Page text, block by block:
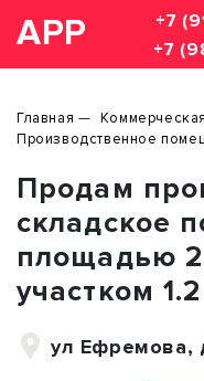
АРР
+7
+7
Главная
Производственное
Продам
складское
площадью
участком
ул Ефремова,